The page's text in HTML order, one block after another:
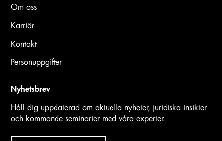
Om oss
Karriär
Kontakt
Personuppgifter
Nyhetsbrev
Håll dig uppdaterad om aktuella nyheter, juridiska insikter
och kommande seminarier med våra experter.